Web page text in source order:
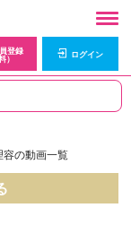
登録
）
ログイン
容の動画一覧